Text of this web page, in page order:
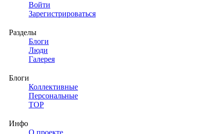
Войти
Зарегистрироваться
Разделы
Блоги
Люди
Галерея
Блоги
Коллективные
Персональные
TOP
Инфо